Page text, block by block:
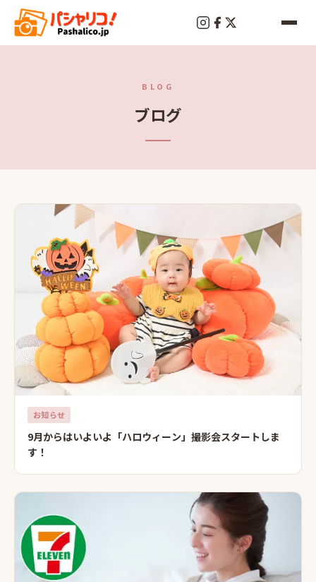
BLOG
ブログ
お知らせ
9月からはいよいよ「ハロウィーン」撮影会スタートしま
す！